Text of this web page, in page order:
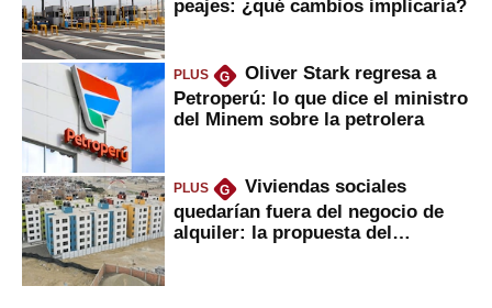
peajes: ¿qué cambios implicaría?
PLUS G
Oliver Stark regresa a
Petroperú: lo que dice el ministro
del Minem sobre la petrolera
PLUS G
Viviendas sociales
quedarían fuera del negocio de
alquiler: la propuesta del